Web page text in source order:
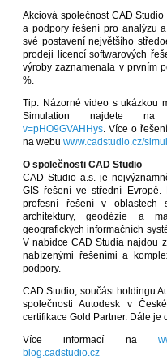
Akciová společnost CAD
a podpory řešení pro analýzu
své postavení největšího
prodeji licencí softwarových
výroby zaznamenala v prvním
%.
Tip: Názorné video s ukázkou
Simulation najdete
v=pHO9GVAHHys. Více o
na webu www.cadstudio.cz/
O společnosti CAD Studio
CAD Studio a.s. je
GIS řešení ve střední Evropě.
profesní řešení v oblastech
architektury, geodézie a
geografických informačních
V nabídce CAD Studia najdou
nabízenými řešeními a
podpory.
CAD Studio, součást holdingu
společnosti Autodesk v
certifikace Gold Partner. Dále je
Více informací na
blog.cadstudio.cz